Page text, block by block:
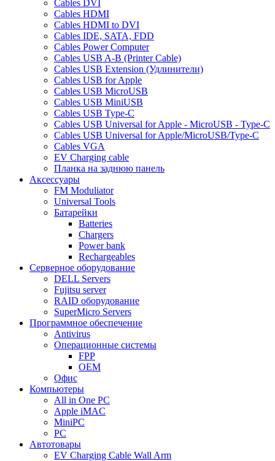
Cables DVI
Cables HDMI
Cables HDMI to DVI
Cables IDE, SATA, FDD
Cables Power Computer
Cables USB A-B (Printer Cable)
Cables USB Extension (Удлинители)
Cables USB for Apple
Cables USB MicroUSB
Cables USB MiniUSB
Cables USB Type-C
Cables USB Universal for Apple - MicroUSB - Type-C
Cables USB Universal for Apple/MicroUSB/Type-C
Cables VGA
EV Charging cable
Планка на заднюю панель
Аксессуары
FM Moduliator
Universal Tools
Батарейки
Batteries
Chargers
Power bank
Rechargeables
Серверное оборудование
DELL Servers
Fujitsu server
RAID оборудование
SuperMicro Servers
Программное обеспечение
Antivirus
Операционные системы
FPP
OEM
Офис
Компьютеры
All in One PC
Apple iMAC
MiniPC
PC
Автотовары
EV Charging Cable Wall Arm